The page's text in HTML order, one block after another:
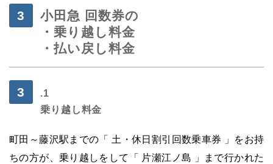
小田急 回数券の
・乗り越し料金
・払い戻し料金
.1
乗り越し料金
町田～藤沢駅までの「 土・休日割引回数乗車券 」をお持
ちの方が、乗り越しをして「 片瀬江ノ島 」まで行かれた